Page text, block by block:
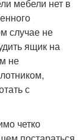
мебели нет в
случае не
ящик на
не
с
четко